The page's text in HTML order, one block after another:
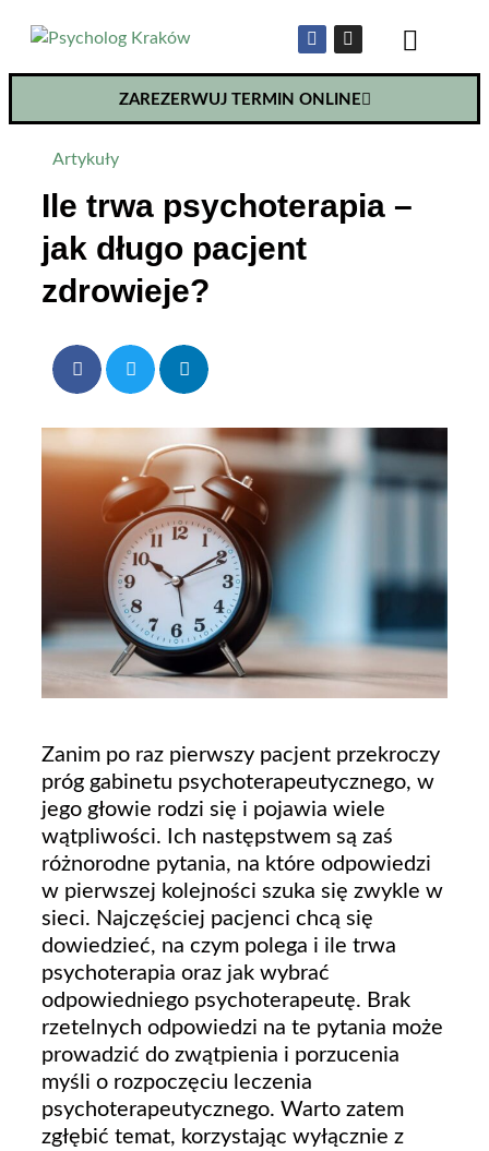
ZAREZERWUJ TERMIN ONLINE
Artykuły
Ile trwa psychoterapia –
jak długo pacjent
zdrowieje?
Zanim po raz pierwszy pacjent przekroczy
próg gabinetu psychoterapeutycznego, w
jego głowie rodzi się i pojawia wiele
wątpliwości. Ich następstwem są zaś
różnorodne pytania, na które odpowiedzi
w pierwszej kolejności szuka się zwykle w
sieci. Najczęściej pacjenci chcą się
dowiedzieć, na czym polega i ile trwa
psychoterapia oraz jak wybrać
odpowiedniego psychoterapeutę. Brak
rzetelnych odpowiedzi na te pytania może
prowadzić do zwątpienia i porzucenia
myśli o rozpoczęciu leczenia
psychoterapeutycznego. Warto zatem
zgłębić temat, korzystając wyłącznie z